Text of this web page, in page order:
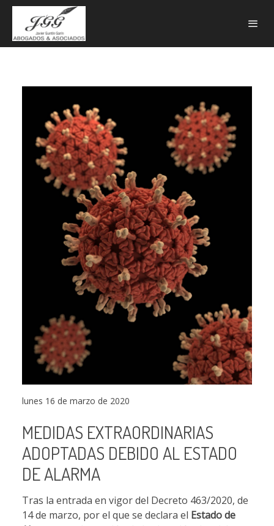
lunes 16 de marzo de 2020
MEDIDAS EXTRAORDINARIAS
ADOPTADAS DEBIDO AL ESTADO
DE ALARMA
Tras la entrada en vigor del Decreto 463/2020, de
14 de marzo, por el que se declara el Estado de